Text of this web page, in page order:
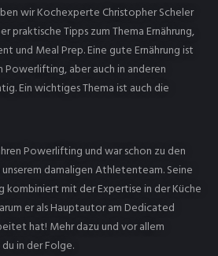
wir Kochexperte Christopher Scheler
praktische Tipps zum Thema Ernährung,
und Meal Prep. Eine gute Ernährung ist
aber auch in anderen
Ein wichtiges Thema ist auch die
Powerlifting und war schon zu den
damaligen Athletenteam. Seine
kombiniert mit der Expertise in der Küche
er als Hauptautor am Dedicated
hat! Mehr dazu und vor allem
in der Folge.